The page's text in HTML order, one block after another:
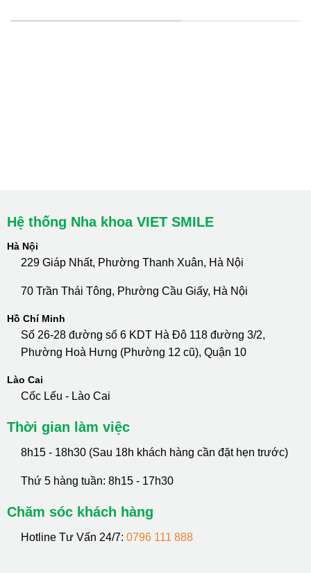
Hệ thống Nha khoa VIET SMILE
Hà Nội
229 Giáp Nhất, Phường Thanh Xuân, Hà Nội
70 Trần Thái Tông, Phường Cầu Giấy, Hà Nội
Hồ Chí Minh
Số 26-28 đường số 6 KDT Hà Đô 118 đường 3/2,
Phường Hoà Hưng (Phường 12 cũ), Quận 10
Lào Cai
Cốc Lếu - Lào Cai
Thời gian làm việc
8h15 - 18h30 (Sau 18h khách hàng cần đặt hẹn trước)
Thứ 5 hàng tuần: 8h15 - 17h30
Chăm sóc khách hàng
Hotline Tư Vấn 24/7: 0796 111 888